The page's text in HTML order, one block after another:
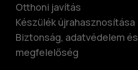
Otthoni javítás
Készülék újrahasznosítása
Biztonság, adatvédelem és
megfelelőség